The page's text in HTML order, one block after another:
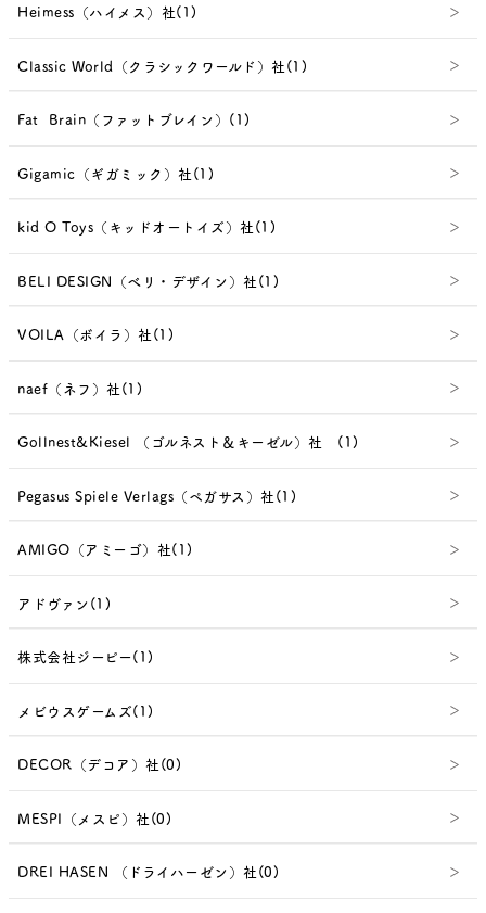
Heimess（ハイメス）社(1)
Classic World（クラシックワールド）社(1)
Fat Brain（ファットブレイン）(1)
Gigamic（ギガミック）社(1)
kid O Toys（キッドオートイズ）社(1)
BELI DESIGN（べリ・デザイン）社(1)
VOILA（ボイラ）社(1)
naef（ネフ）社(1)
Gollnest&Kiesel （ゴルネスト＆キーゼル）社 (1)
Pegasus Spiele Verlags（ペガサス）社(1)
AMIGO（アミーゴ）社(1)
アドヴァン(1)
株式会社ジーピー(1)
メビウスゲームズ(1)
DECOR（デコア）社(0)
MESPI（メスピ）社(0)
DREI HASEN （ドライハーゼン）社(0)